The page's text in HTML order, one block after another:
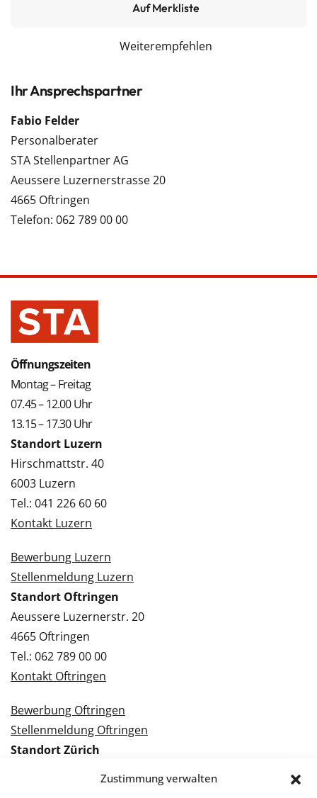
Zustimmung verwalten
Auf Merkliste
Weiterempfehlen
Ihr Ansprechspartner
Fabio Felder
Personalberater
STA Stellenpartner AG
Aeussere Luzernerstrasse 20
4665 Oftringen
Telefon: 062 789 00 00
Öffnungszeiten
Montag – Freitag
07.45 – 12.00 Uhr
13.15 – 17.30 Uhr
Standort Luzern
Hirschmattstr. 40
6003 Luzern
Tel.: 041 226 60 60
Kontakt Luzern
Bewerbung Luzern
Stellenmeldung Luzern
Standort Oftringen
Aeussere Luzernerstr. 20
4665 Oftringen
Tel.: 062 789 00 00
Kontakt Oftringen
Bewerbung Oftringen
Stellenmeldung Oftringen
Standort Zürich